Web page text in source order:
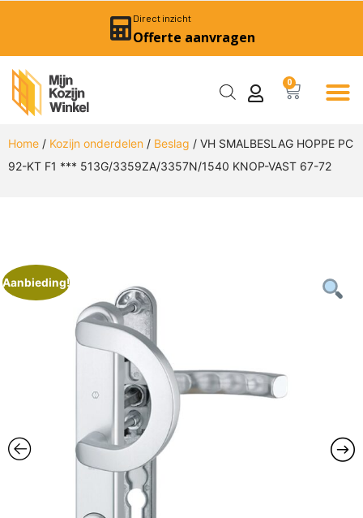
Direct inzicht
Offerte aanvragen
0
Home / Kozijn onderdelen / Beslag / VH SMALBESLAG HOPPE PC
92-KT F1 *** 513G/3359ZA/3357N/1540 KNOP-VAST 67-72
Aanbieding!